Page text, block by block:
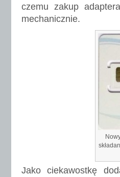
czemu zakup
mechanicznie.
Jako ciekawostkę